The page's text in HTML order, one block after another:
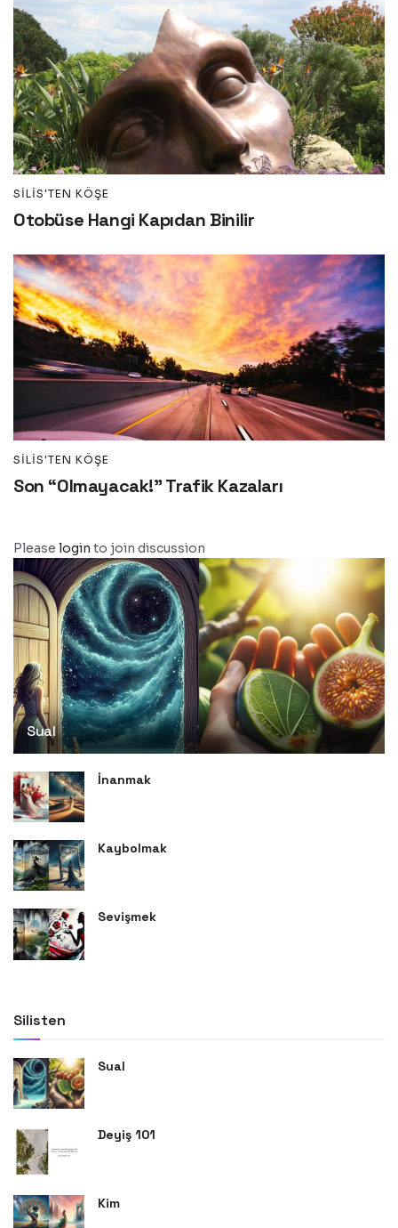
SILIS'TEN KÖŞE
Otobüse Hangi Kapıdan Binilir
SILIS'TEN KÖŞE
Son “Olmayacak!” Trafik Kazaları
Please login to join discussion
Sual
İnanmak
Kaybolmak
Sevişmek
Silisten
Sual
Deyiş 101
Kim